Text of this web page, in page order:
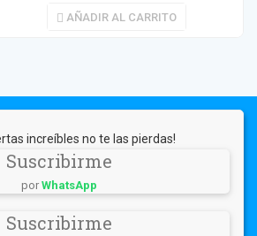
AÑADIR AL CARRITO
increíbles no te las pierdas!
Suscribirme
por WhatsApp
Suscribirme